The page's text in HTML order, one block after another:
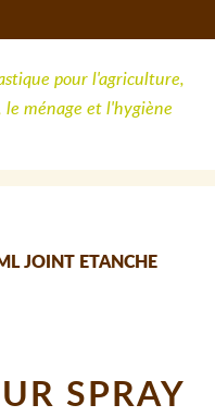
pour l'agriculture,
ménage et l'hygiène
JOINT ETANCHE
SPRAY